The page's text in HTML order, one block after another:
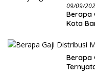
09/09/
Berapa
Kota
Berapa